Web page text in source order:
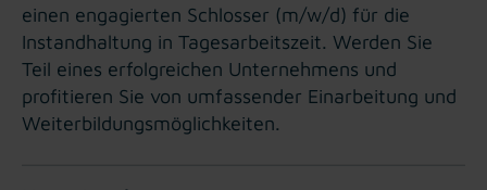
einen engagierten Schlosser (m/w/d) für die
Instandhaltung in Tagesarbeitszeit. Werden Sie
Teil eines erfolgreichen Unternehmens und
profitieren Sie von umfassender Einarbeitung und
Weiterbildungsmöglichkeiten.